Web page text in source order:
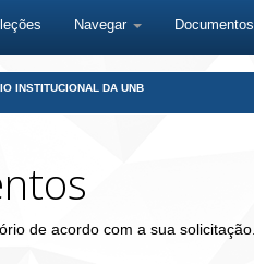
Navegar Documentos
INSTITUCIONAL DA UNB
de acordo com a sua solicitação.